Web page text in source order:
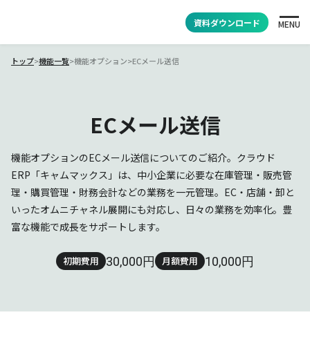
資料ダウンロード MENU
トップ>機能一覧>機能オプション>ECメール送信
ECメール送信
機能オプションのECメール送信についてのご紹介。クラウド
ERP「キャムマックス」は、中小企業に必要な在庫管理・販売管
理・購買管理・財務会計などの業務を一元管理。EC・店舗・卸と
いったオムニチャネル展開にも対応し、日々の業務を効率化。豊
富な機能で成長をサポートします。
初期費用 30,000円 月額費用 10,000円